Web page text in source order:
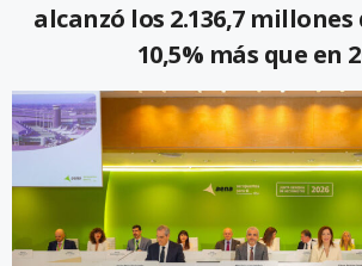
alcanzó los 2.136,7 millones
10,5% más que en